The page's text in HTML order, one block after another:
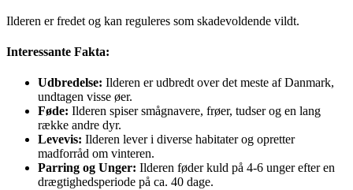
Ilderen er fredet og kan reguleres som skadevoldende vildt.
Interessante Fakta:
Udbredelse: Ilderen er udbredt over det meste af Danmark,
undtagen visse øer.
Føde: Ilderen spiser smågnavere, frøer, tudser og en lang
række andre dyr.
Levevis: Ilderen lever i diverse habitater og opretter
madforråd om vinteren.
Parring og Unger: Ilderen føder kuld på 4-6 unger efter en
drægtighedsperiode på ca. 40 dage.